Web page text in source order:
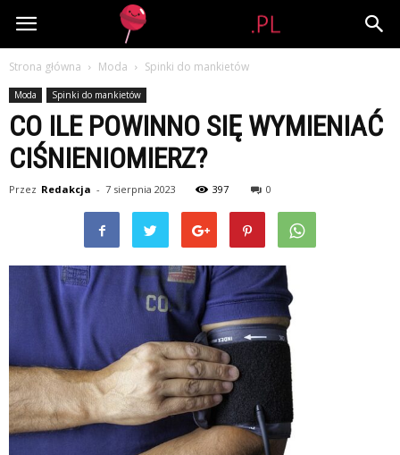
Lolipop.pl
Strona główna Moda Spinki do mankietów
Moda Spinki do mankietów
CO ILE POWINNO SIĘ WYMIENIAĆ
CIŚNIENIOMIERZ?
Przez Redakcja - 7 sierpnia 2023 397 0